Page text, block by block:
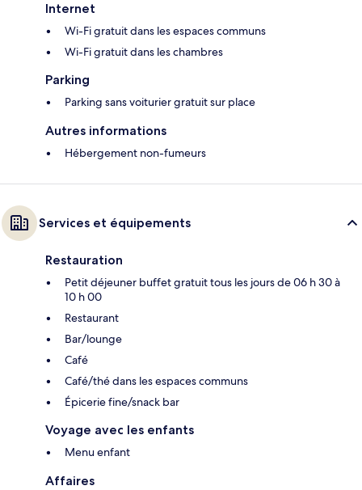
Internet
Wi-Fi gratuit dans les espaces communs
Wi-Fi gratuit dans les chambres
Parking
Parking sans voiturier gratuit sur place
Autres informations
Hébergement non-fumeurs
Services et équipements
Restauration
Petit déjeuner buffet gratuit tous les jours de 06 h 30 à
10 h 00
Restaurant
Bar/lounge
Café
Café/thé dans les espaces communs
Épicerie fine/snack bar
Voyage avec les enfants
Menu enfant
Affaires